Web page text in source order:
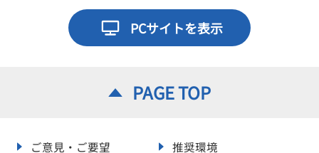
PCサイトを表示
PAGE TOP
ご意見・ご要望 推奨環境